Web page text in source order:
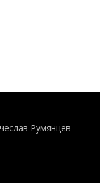
Румянцев